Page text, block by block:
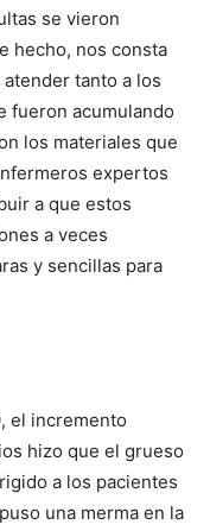
se vieron
hecho, nos consta
tanto a los
fueron acumulando
los materiales que
expertos
a que estos
a veces
y sencillas para
el incremento
hizo que el grueso
a los pacientes
una merma en la